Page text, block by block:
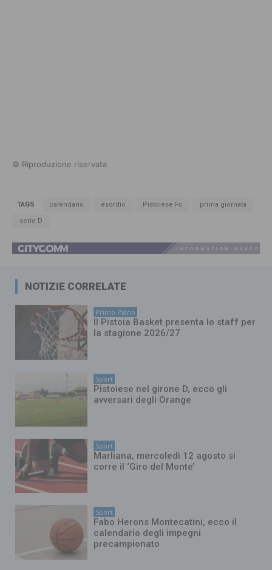
© Riproduzione riservata
TAGS calendario esordio Pistoiese Fc prima giornata
serie D
NOTIZIE CORRELATE
Primo Piano
Il Pistoia Basket presenta lo staff per
la stagione 2026/27
Sport
Pistoiese nel girone D, ecco gli
avversari degli Orange
Sport
Marliana, mercoledì 12 agosto si
corre il ‘Giro del Monte’
Sport
Fabo Herons Montecatini, ecco il
calendario degli impegni
precampionato